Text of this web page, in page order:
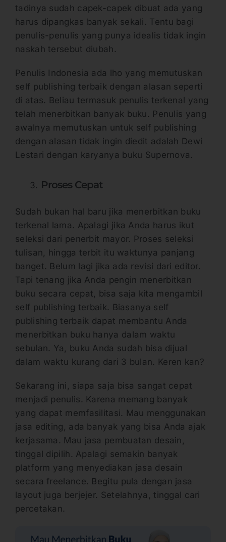
tadinya sudah capek-capek dibuat ada yang
harus dipangkas banyak sekali. Tentu bagi
penulis-penulis yang punya idealis tidak ingin
naskah tersebut diubah.
Penulis Indonesia ada lho yang memutuskan
self publishing terbaik dengan alasan seperti
di atas. Beliau termasuk penulis terkenal yang
telah menerbitkan banyak buku. Penulis yang
awalnya memutuskan untuk self publishing
dengan alasan tidak ingin diedit adalah Dewi
Lestari dengan karyanya buku Supernova.
Proses Cepat
Sudah bukan hal baru jika menerbitkan buku
terkenal lama. Apalagi jika Anda harus ikut
seleksi dari penerbit mayor. Proses seleksi
tulisan, hingga terbit itu waktunya panjang
banget. Belum lagi jika ada revisi dari editor.
Tapi tenang jika Anda pengin menerbitkan
buku secara cepat, bisa saja kita mengambil
self publishing terbaik. Biasanya self
publishing terbaik dapat membantu Anda
menerbitkan buku hanya dalam waktu
sebulan. Ya, buku Anda sudah bisa dijual
dalam waktu kurang dari 3 bulan. Keren kan?
Sekarang ini, siapa saja bisa sangat cepat
menjadi penulis. Karena memang banyak
yang dapat memfasilitasi. Mau menggunakan
jasa editing, ada banyak yang bisa Anda ajak
kerjasama. Mau jasa pembuatan desain,
tinggal dipilih. Apalagi semakin banyak
platform yang menyediakan jasa desain
secara freelance. Begitu pula dengan jasa
layout juga berjejer. Setelahnya, tinggal cari
percetakan.